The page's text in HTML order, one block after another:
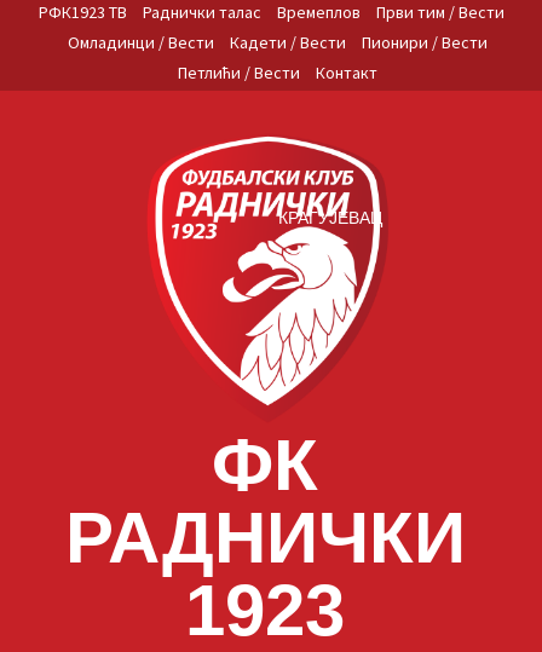
РФК1923 ТВ Раднички талас Времеплов
Први тим / Вести
Омладинци / Вести
Кадети / Вести
Пионири / Вести
Петлићи / Вести
Контакт
ФК
РАДНИЧКИ
1923
КРАГУЈЕВАЦ